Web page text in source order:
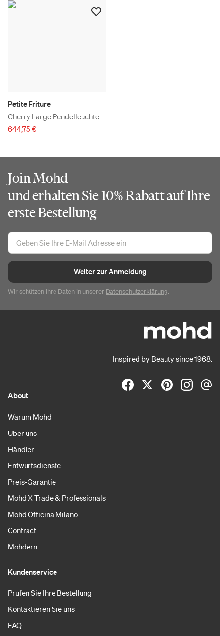
Petite Friture
Cherry Large Pendelleuchte
644,75 €
Join Mohd
und erhalten Sie 10% Rabatt auf Ihre
erste Bestellung
Weiter zur Anmeldung
Wir schützen Ihre Daten in unserer Datenschutzerklärung.
Inspired by Beauty since 1968.
About
Warum Mohd
Über uns
Händler
Entwurfsdienste
Preis-Garantie
Mohd X Trade & Professionals
Mohd Officina Milano
Contract
Mohdern
Kundenservice
Prüfen Sie Ihre Bestellung
Kontaktieren Sie uns
FAQ